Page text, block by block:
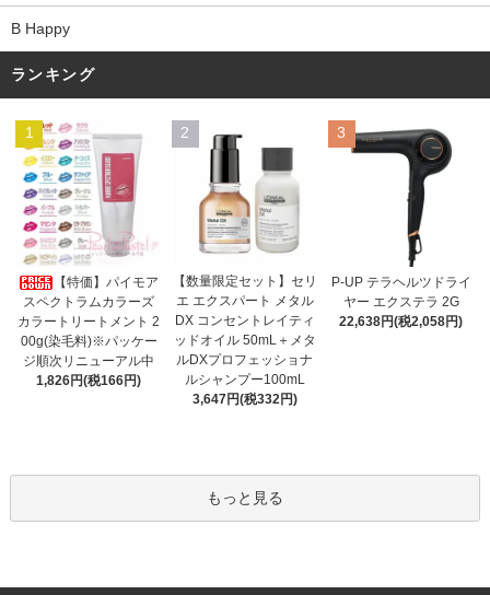
B Happy
ランキング
1
【特価】パイモア
スペクトラムカラーズ
カラートリートメント 2
00g(染毛料)※パッケー
ジ順次リニューアル中
1,826円(税166円)
2
【数量限定セット】セリ
エ エクスパート メタル
DX コンセントレイティ
ッドオイル 50mL＋メタ
ルDXプロフェッショナ
ルシャンプー100mL
3,647円(税332円)
3
P-UP テラヘルツドライ
ヤー エクステラ 2G
22,638円(税2,058円)
もっと見る